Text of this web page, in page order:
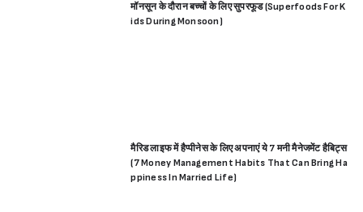
मॉनसून के दौरान बच्चों के लिए सुपरफूड (Superfoods For K
ids During Monsoon)
मैरिड लाइफ में हैप्पीनेस के लिए अपनाएं ये 7 मनी मैनेजमेंट हैबिट्स
(7 Money Management Habits That Can Bring Ha
ppiness In Married Life)